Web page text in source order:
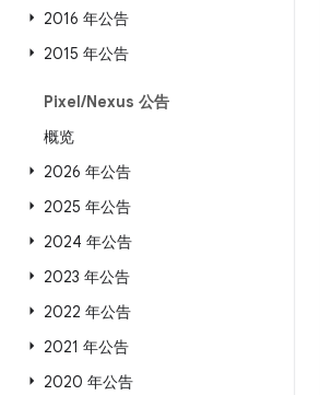
2016 年公告
2015 年公告
Pixel/Nexus 公告
概览
2026 年公告
2025 年公告
2024 年公告
2023 年公告
2022 年公告
2021 年公告
2020 年公告